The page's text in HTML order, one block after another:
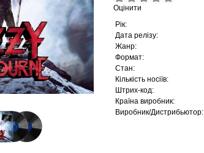
Оцінити
Рік:
Дата релізу:
Жанр:
Формат:
Стан:
Кількість носіїв:
Штрих-код:
Країна виробник:
Виробник/Дистрибьютор: